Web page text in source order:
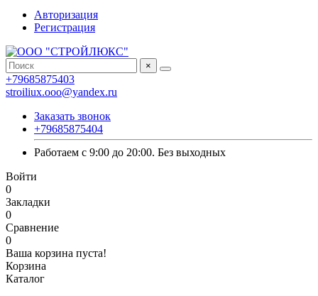
Авторизация
Регистрация
×
+79685875403
stroiliux.ooo@yandex.ru
Заказать звонок
+79685875404
Работаем с 9:00 до 20:00. Без выходных
Войти
0
Закладки
0
Сравнение
0
Ваша корзина пуста!
Корзина
Каталог